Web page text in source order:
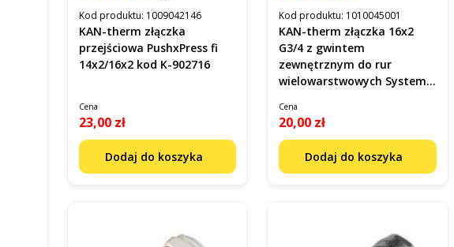
Kod produktu: 1009042146
KAN-therm złączka
przejściowa PushxPress fi
14x2/16x2 kod K-902716
Cena
23,00 zł
Dodaj do koszyka
Kod produktu: 1010045001
KAN-therm złączka 16x2
G3/4 z gwintem
zewnętrznym do rur
wielowarstwowych Systemu
Cena
20,00 zł
Dodaj do koszyka